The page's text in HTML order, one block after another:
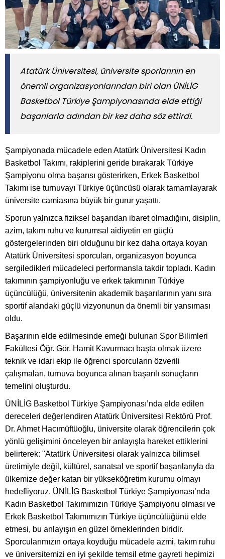
Atatürk Üniversitesi, üniversite sporlarının en
önemli organizasyonlarından biri olan ÜNİLİG
Basketbol Türkiye Şampiyonasında elde ettiği
başarılarla adından bir kez daha söz ettirdi.
Şampiyonada mücadele eden Atatürk Üniversitesi Kadın
Basketbol Takımı, rakiplerini geride bırakarak Türkiye
Şampiyonu olma başarısı gösterirken, Erkek Basketbol
Takımı ise turnuvayı Türkiye üçüncüsü olarak tamamlayarak
üniversite camiasına büyük bir gurur yaşattı.
Sporun yalnızca fiziksel başarıdan ibaret olmadığını, disiplin,
azim, takım ruhu ve kurumsal aidiyetin en güçlü
göstergelerinden biri olduğunu bir kez daha ortaya koyan
Atatürk Üniversitesi sporcuları, organizasyon boyunca
sergiledikleri mücadeleci performansla takdir topladı. Kadın
takımının şampiyonluğu ve erkek takımının Türkiye
üçüncülüğü, üniversitenin akademik başarılarının yanı sıra
sportif alandaki güçlü vizyonunun da önemli bir yansıması
oldu.
Başarının elde edilmesinde emeği bulunan Spor Bilimleri
Fakültesi Öğr. Gör. Hamit Kavurmacı başta olmak üzere
teknik ve idari ekip ile öğrenci sporcuların özverili
çalışmaları, turnuva boyunca alınan başarılı sonuçların
temelini oluşturdu.
ÜNİLİG Basketbol Türkiye Şampiyonası’nda elde edilen
dereceleri değerlendiren Atatürk Üniversitesi Rektörü Prof.
Dr. Ahmet Hacımüftüoğlu, üniversite olarak öğrencilerin çok
yönlü gelişimini önceleyen bir anlayışla hareket ettiklerini
belirterek: "Atatürk Üniversitesi olarak yalnızca bilimsel
üretimiyle değil, kültürel, sanatsal ve sportif başarılarıyla da
ülkemize değer katan bir yükseköğretim kurumu olmayı
hedefliyoruz. ÜNİLİG Basketbol Türkiye Şampiyonası’nda
Kadın Basketbol Takımımızın Türkiye Şampiyonu olması ve
Erkek Basketbol Takımımızın Türkiye üçüncülüğünü elde
etmesi, bu anlayışın en güzel örneklerinden biridir.
Sporcularımızın ortaya koyduğu mücadele azmi, takım ruhu
ve üniversitemizi en iyi şekilde temsil etme gayreti hepimizi